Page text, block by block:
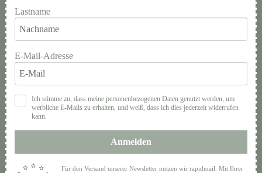
Lastname
E-Mail-Adresse
Ich stimme zu, dass meine personenbezogenen Daten genutzt werden, um
werbliche E-Mails zu erhalten, und weiß, dass ich dies jederzeit widerrufen
kann.
Anmelden
Für den Versand unserer Newsletter nutzen wir rapidmail. Mit Ihrer